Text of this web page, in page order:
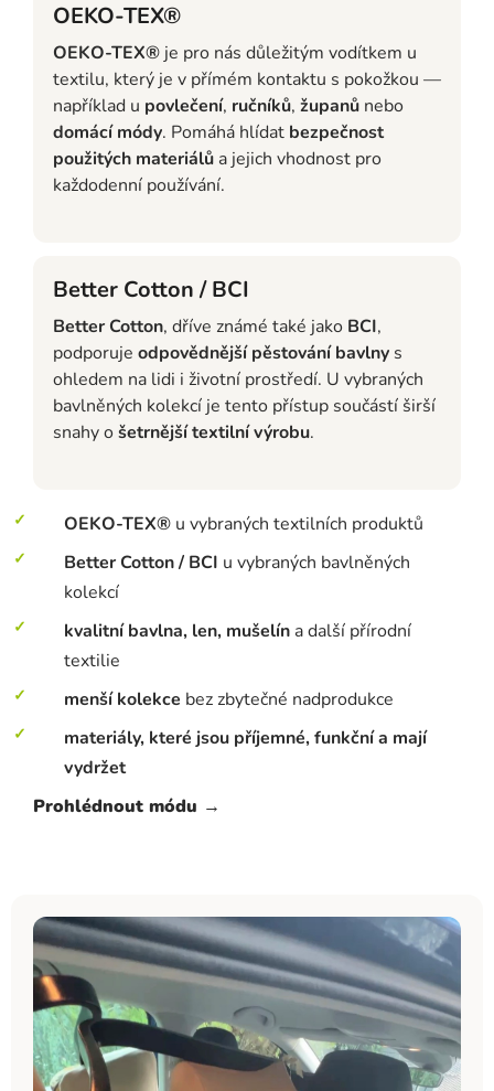
OEKO-TEX®
OEKO-TEX® je pro nás důležitým vodítkem u
textilu, který je v přímém kontaktu s pokožkou —
například u povlečení, ručníků, županů nebo
domácí módy. Pomáhá hlídat bezpečnost
použitých materiálů a jejich vhodnost pro
každodenní používání.
Better Cotton / BCI
Better Cotton, dříve známé také jako BCI,
podporuje odpovědnější pěstování bavlny s
ohledem na lidi i životní prostředí. U vybraných
bavlněných kolekcí je tento přístup součástí širší
snahy ošetrnější textilní výrobu.
OEKO-TEX® u vybraných textilních produktů
Better Cotton / BCI u vybraných bavlněných
kolekcí
kvalitní bavlna, len, mušelín a další přírodní
textilie
menší kolekce bez zbytečné nadprodukce
materiály, které jsou příjemné, funkční a mají
vydržet
Prohlédnout módu →